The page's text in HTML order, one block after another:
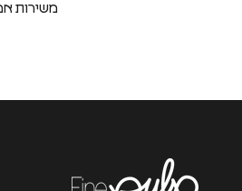
משירות